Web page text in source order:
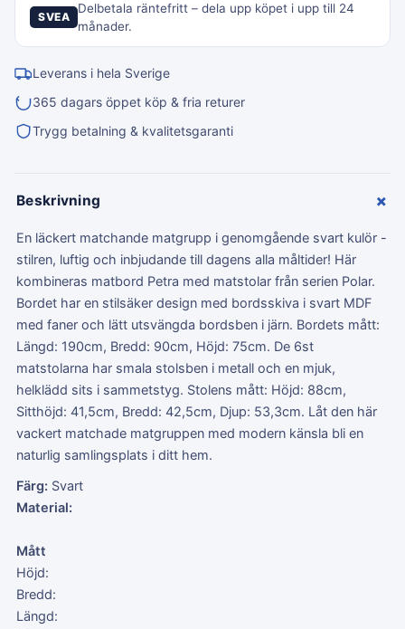
SVEA
Delbetala räntefritt – dela upp köpet i upp till 24
månader.
Leverans i hela Sverige
365 dagars öppet köp & fria returer
Trygg betalning & kvalitetsgaranti
Beskrivning +
En läckert matchande matgrupp i genomgående svart kulör -
stilren, luftig och inbjudande till dagens alla måltider! Här
kombineras matbord Petra med matstolar från serien Polar.
Bordet har en stilsäker design med bordsskiva i svart MDF
med faner och lätt utsvängda bordsben i järn. Bordets mått:
Längd: 190cm, Bredd: 90cm, Höjd: 75cm. De 6st
matstolarna har smala stolsben i metall och en mjuk,
helklädd sits i sammetstyg. Stolens mått: Höjd: 88cm,
Sitthöjd: 41,5cm, Bredd: 42,5cm, Djup: 53,3cm. Låt den här
vackert matchade matgruppen med modern känsla bli en
naturlig samlingsplats i ditt hem.
Färg: Svart
Material:
Mått
Höjd:
Bredd:
Längd: